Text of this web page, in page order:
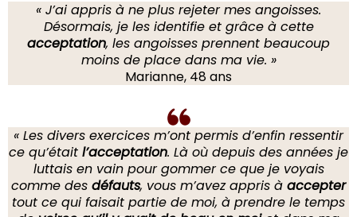
« J’ai appris à ne plus rejeter mes angoisses.
Désormais, je les identifie et grâce à cette
acceptation, les angoisses prennent beaucoup
moins de place dans ma vie. »
Marianne, 48 ans
« Les divers exercices m’ont permis d’enfin ressentir
ce qu’était l’acceptation. Là où depuis des années je
luttais en vain pour gommer ce que je voyais
comme des défauts, vous m’avez appris à accepter
tout ce qui faisait partie de moi, à prendre le temps